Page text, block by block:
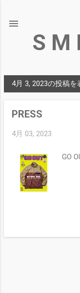
S M
投
稿
4月 3, 2023の投稿
PRESS
4月 03, 2023
GO